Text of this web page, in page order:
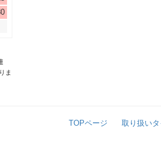
ま
TOPページ 取り扱い